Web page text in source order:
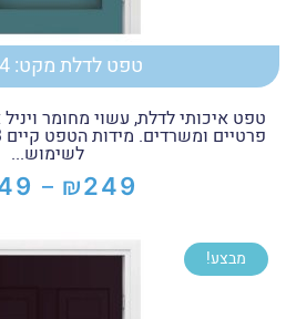
טפט לדלת מקט: D2014
טפט איכותי לדלת, עשוי מחומר
לשימוש...
₪249
–טווח
עד
מבצע!